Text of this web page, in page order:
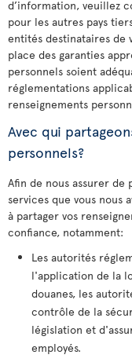
d’information, veuillez
pour les autres pays
entités destinataires de
place des garanties
personnels soient
réglementations
renseignements
Avec qui
personnels?
Afin de nous assurer
services que vous nous
à partager vos
confiance, notamment:
Les autorités
l'application de la
douanes, les
contrôle de la
législation et
employés.